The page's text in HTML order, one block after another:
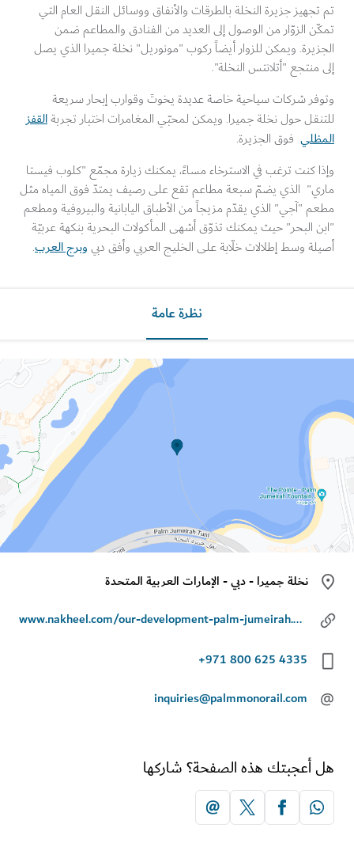
جزيرة النخلة بالطرقات والأنفاق ووسائل النقل العام التي
الزوّار من الوصول إلى العديد من الفنادق والمطاعم ضمن
ويمكن للزوار أيضاً ركوب "مونوريل" نخلة جميرا الذي يصل
"أتلانتس النخلة".
شركات سياحية خاصة عديدة يخوتَ وقوارب إبحار سريعة
حول نخلة جميرا. ويمكن لمحبّي المغامرات اختبار تجربةالقفز
فوق الجزيرة.
كنت ترغب في الاسترخاء مساءً، يمكنك زيارة مجمّع "كلوب فيستا
الذي يضمّ سبعة مطاعم تقع على رصيف يمتدّ فوق المياه مثل
"آجي" الذي يقدّم مزيجاً من الأطباق اليابانية والبيروفية ومطعم
البحر" حيث يمكنك تذوّق أشهى المأكولات البحرية بنكهة عربيّة
وسط إطلالات خلّابة على الخليج العربي وأفق دبيوبرج العرب.
نظرة عامة
نخلة جميرا - دبي - الإمارات العربية المتحدة
www.nakheel.com/our-development-palm-jumeirah.html
+971 800 625 4335
inquiries@palmmonorail.com
هذه الصفحة؟ شاركها